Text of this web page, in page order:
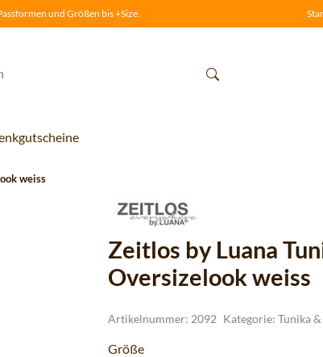
und Größen bis +Size.
weiss
Zeitlos by Luana
Oversizelook weiss
Artikelnummer: 2092 Kategorie:Tunika
Größe